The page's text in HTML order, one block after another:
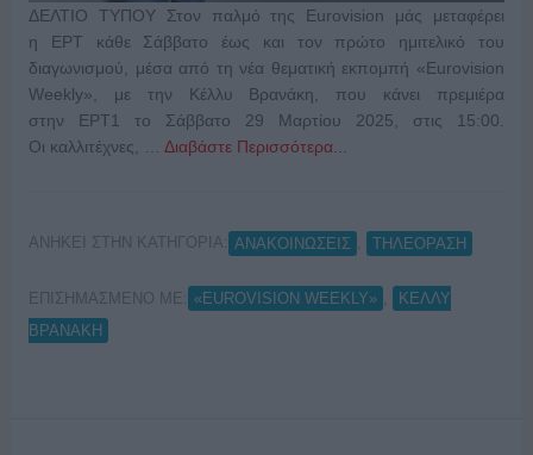
ΔΕΛΤΙΟ ΤΥΠΟΥ Στον παλμό της Eurovision μάς μεταφέρει
η ΕΡΤ κάθε Σάββατο έως και τον πρώτο ημιτελικό του
διαγωνισμού, μέσα από τη νέα θεματική εκπομπή «Eurovision
Weekly», με την Κέλλυ Βρανάκη, που κάνει πρεμιέρα
στην ΕΡΤ1 το Σάββατο 29 Μαρτίου 2025, στις 15:00.
Οι καλλιτέχνες, … Διαβάστε Περισσότερα...
ΑΝΗΚΕΙ ΣΤΗΝ ΚΑΤΗΓΟΡΙΑ: ΑΝΑΚΟΙΝΩΣΕΙΣ ΤΗΛΕΟΡΑΣΗ
ΕΠΙΣΗΜΑΣΜΕΝΟ ΜΕ: «EUROVISION WEEKLY»
ΚΕΛΛΥ
ΒΡΑΝΑΚΗ